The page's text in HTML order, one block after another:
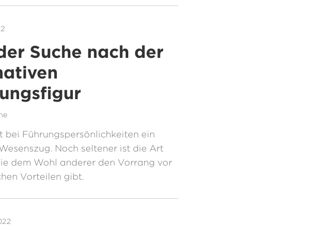
Suche nach der
bei Führungspersönlichkeiten ein
Noch seltener ist die Art
dem Wohl anderer den Vorrang vor
Vorteilen gibt.